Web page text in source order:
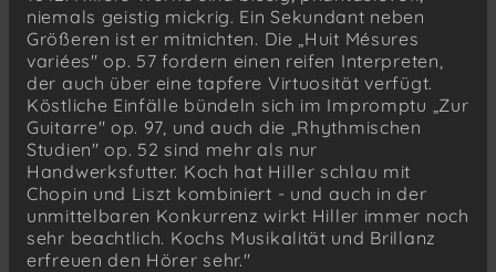
niemals geistig mickrig. Ein Sekundant neben
Größeren ist er mitnichten. Die „Huit Mésures
variées" op. 57 fordern einen reifen Interpreten,
der auch über eine tapfere Virtuosität verfügt.
Köstliche Einfälle bündeln sich im Impromptu „Zur
Guitarre" op. 97, und auch die „Rhythmischen
Studien" op. 52 sind mehr als nur
Handwerksfutter. Koch hat Hiller schlau mit
Chopin und Liszt kombiniert - und auch in der
unmittelbaren Konkurrenz wirkt Hiller immer noch
sehr beachtlich. Kochs Musikalität und Brillanz
erfreuen den Hörer sehr."